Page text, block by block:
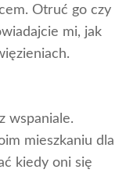
Otruć go czy
mi, jak
wspaniale.
mieszkaniu dla
kiedy oni się